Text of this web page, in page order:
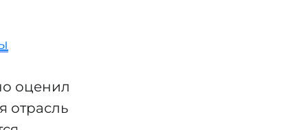
оценил
отрасль